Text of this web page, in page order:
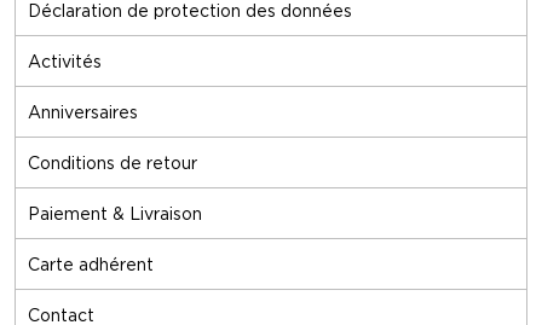
Déclaration de protection des données
Activités
Anniversaires
Conditions de retour
Paiement & Livraison
Carte adhérent
Contact